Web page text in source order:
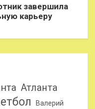
завершила
карьеру
Атланта
Валерий